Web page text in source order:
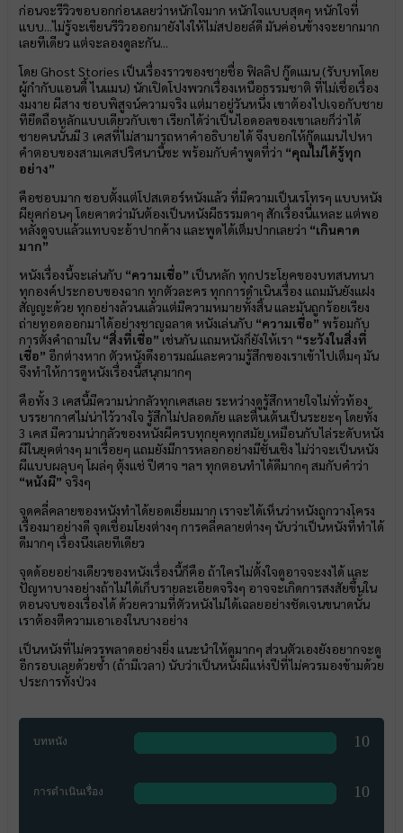
ก่อนจะรีวิวขอบอกก่อนเลยว่าหนักใจมาก หนักใจแบบสุดๆ หนักใจที่
แบบ...ไม่รู้จะเขียนรีวิวออกมายังไงให้ไม่สปอยล์ดี มันค่อนข้างจะยากมาก
เลยทีเดียว แต่จะลองดูละกัน...
โดย Ghost Stories เป็นเรื่องราวของชายชื่อ ฟิลลิป กู๊ดแมน (รับบทโดย
ผู้กำกับแอนดี้ ไนแมน) นักเปิดโปงพวกเรื่องเหนือธรรมชาติ ที่ไม่เชื่อเรื่อง
งมงาย ผีสาง ชอบพิสูจน์ความจริง แต่มาอยู่วันหนึ่ง เขาต้องไปเจอกับชาย
ทียึดถือหลักแบบเดียวกับเขา เรียกได้ว่าเป็นไอดอลของเขาเลยก็ว่าได้
ชายคนนั้นมี 3 เคสที่ไม่สามารถหาคำอธิบายได้ จึงบอกให้กู๊ดแมนไปหา
คำตอบของสามเคสปริศนานี้ซะ พร้อมกับคำพูดที่ว่า “คุณไม่ได้รู้ทุก
อย่าง”
คือชอบมาก ชอบตั้งแต่โปสเตอร์หนังแล้ว ที่มีความเป็นเรโทรๆ แบบหนัง
ผียุคก่อนๆ โดยคาดว่ามันต้องเป็นหนังผีธรรมดาๆ สักเรื่องนี่แหละ แต่พอ
หลังดูจบแล้วแทบจะอ้าปากค้าง และพูดได้เต็มปากเลยว่า “เกินคาด
มาก”
หนังเรื่องนี้จะเล่นกับ “ความเชื่อ” เป็นหลัก ทุกประโยคของบทสนทนา
ทุกองค์ประกอบของฉาก ทุกตัวละคร ทุกการดำเนินเรื่อง แถมมันยังแฝง
สัญญะด้วย ทุกอย่างล้วนแล้วแต่มีความหมายทั้งสิ้น และมันถูกร้อยเรียง
ถ่ายทอดออกมาได้อย่างชาญฉลาด หนังเล่นกับ “ความเชื่อ” พร้อมกับ
การตั้งคำถามใน “สิ่งที่เชื่อ” เช่นกัน แถมหนังก็ยังให้เรา “ระวังในสิ่งที่
เชื่อ” อีกต่างหาก ตัวหนังดึงอารมณ์และความรู้สึกของเราเข้าไปเต็มๆ มัน
จึงทำให้การดูหนังเรื่องนี้สนุกมากๆ
คือทั้ง 3 เคสนี้มีความน่ากลัวทุกเคสเลย ระหว่างดูรู้สึกหายใจไม่ทั่วท้อง
บรรยากาศไม่น่าไว้วางใจ รู้สึกไม่ปลอดภัย และตื่นเต้นเป็นระยะๆ โดยทั้ง
3 เคส มีความน่ากลัวของหนังผีครบทุกยุคทุกสมัย เหมือนกับไล่ระดับหนัง
ผีในยุคต่างๆ มาเรื่อยๆ แถมยังมีการหลอกอย่างมีชั้นเชิง ไม่ว่าจะเป็นหนัง
ผีแบบผลุบๆ โผล่ๆ ตุ้งแช่ ปีศาจ ฯลฯ ทุกตอนทำได้ดีมากๆ สมกับคำว่า
“หนังผี” จริงๆ
จุดคลี่คลายของหนังทำได้ยอดเยี่ยมมาก เราจะได้เห็นว่าหนังถูกวางโครง
เรื่องมาอย่างดี จุดเชื่อมโยงต่างๆ การคลี่คลายต่างๆ นับว่าเป็นหนังที่ทำได้
ดีมากๆ เรื่องนึงเลยทีเดียว
จุดด้อยอย่างเดียวของหนังเรื่องนี้ก็คือ ถ้าใครไม่ตั้งใจดูอาจจะงงได้ และ
ปัญหาบางอย่างถ้าไม่ได้เก็บรายละเอียดจริงๆ อาจจะเกิดการสงสัยขึ้นใน
ตอนจบของเรื่องได้ ด้วยความที่ตัวหนังไม่ได้เฉลยอย่างชัดเจนขนาดนั้น
เราต้องตีความเอาเองในบางอย่าง
เป็นหนังที่ไม่ควรพลาดอย่างยิ่ง แนะนำให้ดูมากๆ ส่วนตัวเองยังอยากจะดู
อีกรอบเลยด้วยซ้ำ (ถ้ามีเวลา) นับว่าเป็นหนังผีแห่งปีที่ไม่ควรมองข้ามด้วย
ประการทั้งป่วง
บทหนัง 10
การดำเนินเรื่อง 10